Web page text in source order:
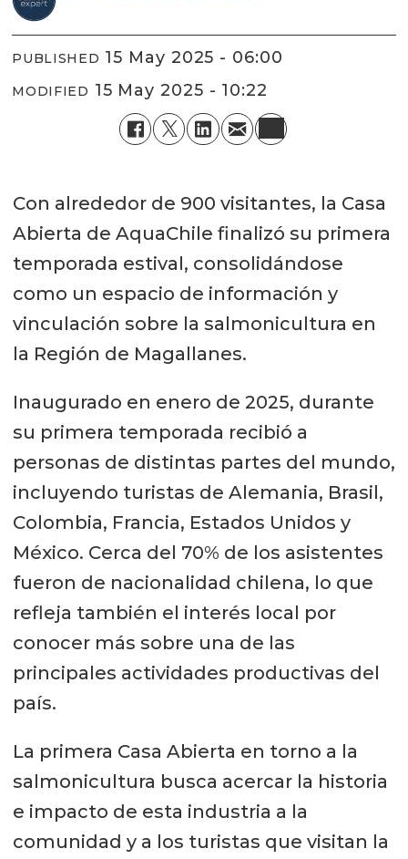
PUBLISHED 15 May 2025 - 06:00
MODIFIED 15 May 2025 - 10:22
Con alrededor de 900 visitantes, la Casa
Abierta de AquaChile finalizó su primera
temporada estival, consolidándose
como un espacio de información y
vinculación sobre la salmonicultura en
la Región de Magallanes.
Inaugurado en enero de 2025, durante
su primera temporada recibió a
personas de distintas partes del mundo,
incluyendo turistas de Alemania, Brasil,
Colombia, Francia, Estados Unidos y
México. Cerca del 70% de los asistentes
fueron de nacionalidad chilena, lo que
refleja también el interés local por
conocer más sobre una de las
principales actividades productivas del
país.
La primera Casa Abierta en torno a la
salmonicultura busca acercar la historia
e impacto de esta industria a la
comunidad y a los turistas que visitan la